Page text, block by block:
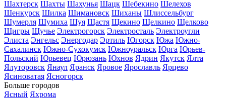
Шахтерск Шахты Шахунья Шацк Шебекино Шелехов
Шенкурск Шилка Шимановск Шиханы Шлиссельбург
Шумерля Шумиха Шуя Щастя Щекино Щелкино Щелково
Щигры Щучье Электрогорск Электросталь Электроугли
Элиста Энгельс Энергодар Эртиль Югорск Южа Южно-
Сахалинск Южно-Сухокумск Южноуральск Юрга Юрьев-
Польский Юрьевец Юрюзань Юхнов Ядрин Якутск Ялта
Ялуторовск Янаул Яранск Яровое Ярославль Ярцево
Ясиноватая Ясногорск
Больше городов
Ясный Яхрома